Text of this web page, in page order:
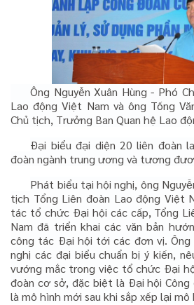
Ông Nguyễn Xuân Hùng - Phó
Lao động Việt Nam và ông Tống
Chủ tịch, Trưởng Ban Quan hệ Lao
Đại biểu đại diện 20 liên đoàn
đoàn ngành trung ương và tương
Phát biểu tại hội nghị, ông
tịch Tổng Liên đoàn Lao động Việt
tác tổ chức Đại hội các cấp, Tổng
Nam đã triển khai các văn bản
công tác Đại hội tới các đơn vị. Ông
nghị các đại biểu chuẩn bị ý kiến,
vướng mắc trong việc tổ chức Đại
đoàn cơ sở, đặc biệt là Đại hội Công
là mô hình mới sau khi sắp xếp lại